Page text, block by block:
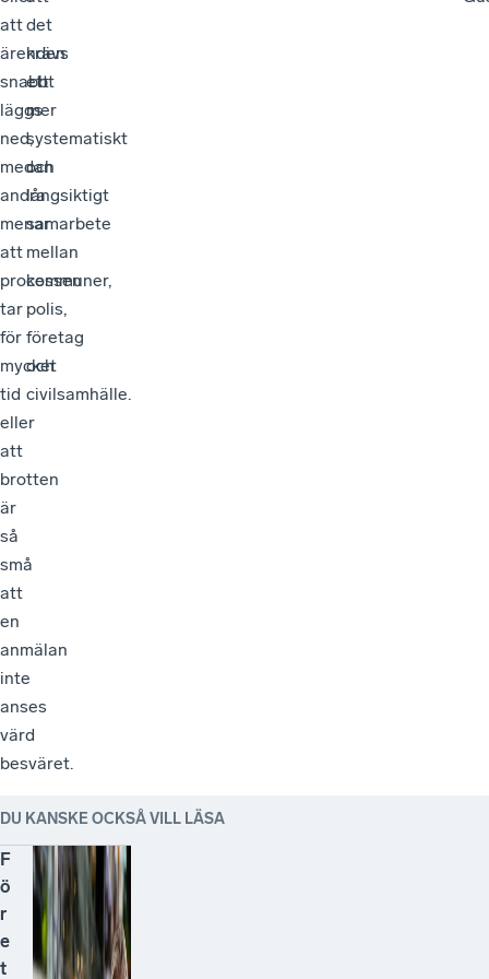
att
ärenden
snabbt
läggs
ned,
medan
andra
menar
att
processen
tar
för
mycket
tid
eller
att
brotten
är
så
små
att
en
anmälan
inte
anses
värd
besväret.
det
krävs
ett
mer
systematiskt
och
långsiktigt
samarbete
mellan
kommuner,
polis,
företag
och
civilsamhälle.
DU KANSKE OCKSÅ VILL LÄSA
F
ö
r
e
t